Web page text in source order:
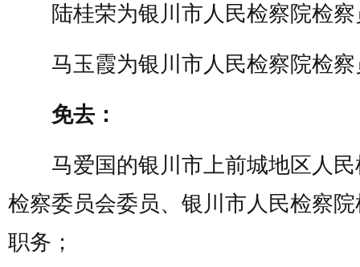
陆桂荣为银川市人民检察院检察
马玉霞为银川市人民检察院检察
免去：
马爱国的银川市上前城地区人民
检察委员会委员、银川市人民检察
职务；